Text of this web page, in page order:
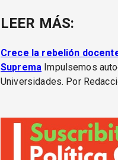
LEER MÁS:
Crece la rebelión
Suprema Impulsemos
Universidades. Por